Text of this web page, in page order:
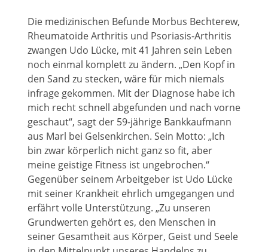
Die medizinischen Befunde Morbus Bechterew,
Rheumatoide Arthritis und Psoriasis-Arthritis
zwangen Udo Lücke, mit 41 Jahren sein Leben
noch einmal komplett zu ändern. „Den Kopf in
den Sand zu stecken, wäre für mich niemals
infrage gekommen. Mit der Diagnose habe ich
mich recht schnell abgefunden und nach vorne
geschaut“, sagt der 59-jährige Bankkaufmann
aus Marl bei Gelsenkirchen. Sein Motto: „Ich
bin zwar körperlich nicht ganz so fit, aber
meine geistige Fitness ist ungebrochen.“
Gegenüber seinem Arbeitgeber ist Udo Lücke
mit seiner Krankheit ehrlich umgegangen und
erfährt volle Unterstützung. „Zu unseren
Grundwerten gehört es, den Menschen in
seiner Gesamtheit aus Körper, Geist und Seele